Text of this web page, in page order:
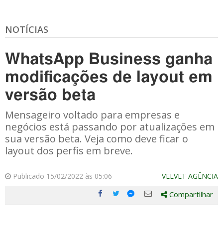
NOTÍCIAS
WhatsApp Business ganha
modificações de layout em
versão beta
Mensageiro voltado para empresas e
negócios está passando por atualizações em
sua versão beta. Veja como deve ficar o
layout dos perfis em breve.
Publicado 15/02/2022 às 05:06 VELVET AGÊNCIA
Compartilhe
Compartilhe
Compartilhe
Compartilhe
Compartilhar